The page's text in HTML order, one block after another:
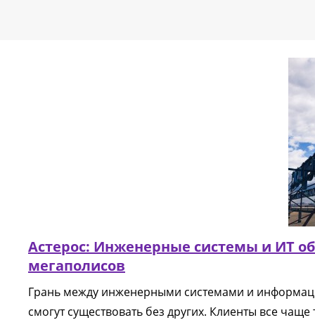
Астерос: Инженерные системы и ИТ
мегаполисов
Грань между инженерными системами и
смогут существовать без других. Клиенты все